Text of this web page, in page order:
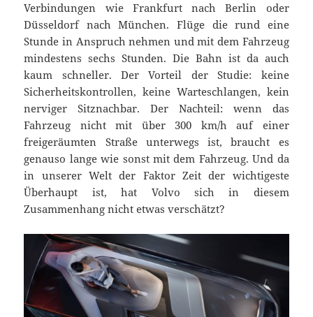
Verbindungen wie Frankfurt nach Berlin oder
Düsseldorf nach München. Flüge die rund eine
Stunde in Anspruch nehmen und mit dem Fahrzeug
mindestens sechs Stunden. Die Bahn ist da auch
kaum schneller. Der Vorteil der Studie: keine
Sicherheitskontrollen, keine Warteschlangen, kein
nerviger Sitznachbar. Der Nachteil: wenn das
Fahrzeug nicht mit über 300 km/h auf einer
freigeräumten Straße unterwegs ist, braucht es
genauso lange wie sonst mit dem Fahrzeug. Und da
in unserer Welt der Faktor Zeit der wichtigeste
Überhaupt ist, hat Volvo sich in diesem
Zusammenhang nicht etwas verschätzt?